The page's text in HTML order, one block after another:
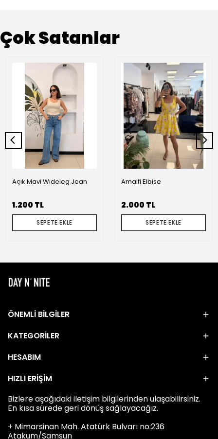
Çok Satanlar
Açık Mavi Wıdeleg Jean
1.200 TL
SEPETE EKLE
Amalfi Elbise
2.000 TL
SEPETE EKLE
ÖNEMLİ BİLGİLER
KATEGORİLER
HESABIM
HIZLI ERİŞİM
Bizlere aşağıdaki iletişim bilgilerinden ulaşabilirsiniz.
En kısa sürede geri dönüş sağlayacağız.
+ Mimarsinan Mah. Atatürk Bulvarı no:236
Atakum/Samsun